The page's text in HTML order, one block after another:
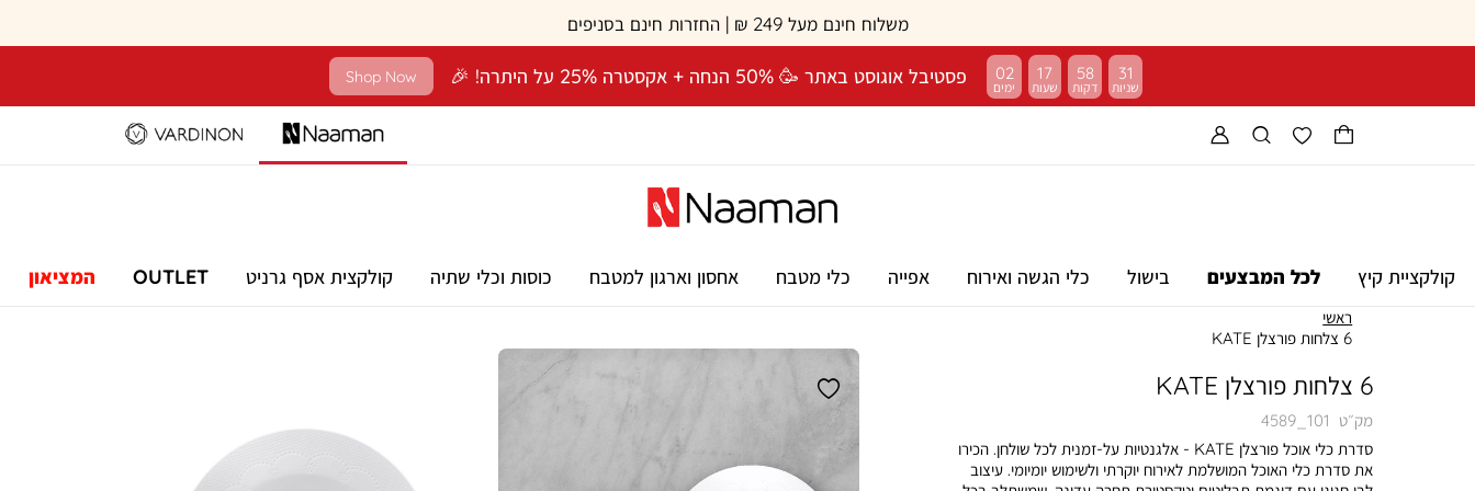
משלוח חינם מעל 249 ₪ | החזרות חינם בסניפים
פסטיבל אוגוסט באתר 🥳 50% הנחה + אקסטרה 25% על היתרה! 🎉 Shop Now 02 17 58 31
קולקציית קיץ לכל המבצעים בישול כלי הגשה ואירוח אפייה כלי מטבח אחסון וארגון למטבח כוסות וכלי שתיה קולקצית אסף גרניט OUTLET המציאון
ראשי
6 צלחות פורצלן KATE
6 צלחות פורצלן KATE
מק״ט 4589_101
סדרת כלי אוכל פורצלן KATE - אלגנטיות על-זמנית לכל שולחן. הכירו
את סדרת כלי האוכל המושלמת לאירוח יוקרתי ולשימוש יומיומי. עיצוב